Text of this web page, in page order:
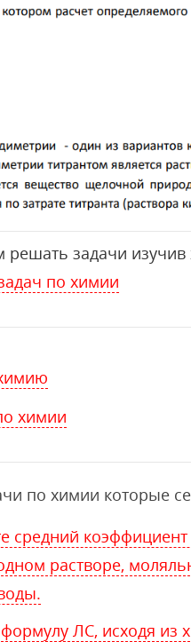
решать задачи
по химии
химии
по химии которые
средний
растворе,
ЛС, исходя из